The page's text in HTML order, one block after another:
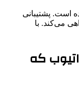
است. پشتیبانی
می‌کند. با
که